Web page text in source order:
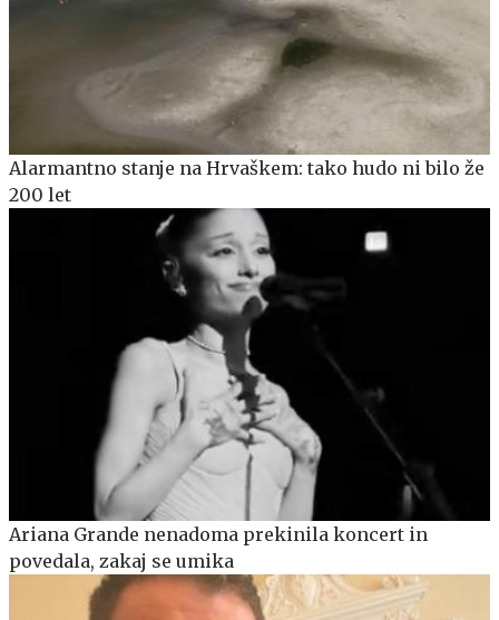
Alarmantno stanje na Hrvaškem: tako hudo ni bilo že
200 let
Ariana Grande nenadoma prekinila koncert in
povedala, zakaj se umika